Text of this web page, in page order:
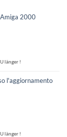
2000
länger !
l'aggiornamento
länger !